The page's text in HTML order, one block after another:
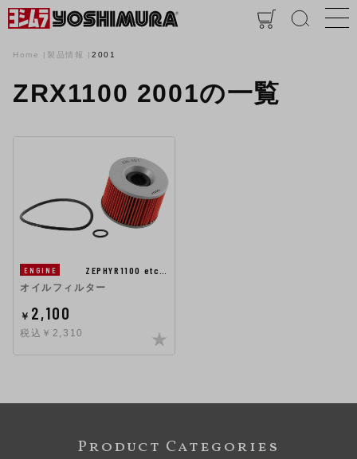
Home 製品情報 2001
ZRX1100 2001の一覧
ENGINE
ZEPHYR1100 etc…
オイルフィルター
￥ 2,100
税込￥2,310
Product Categories